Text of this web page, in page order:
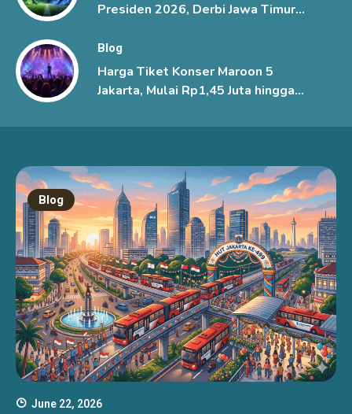
Presiden 2026, Derbi Jawa Timur
Blog
Harga Tiket Konser Maroon 5
Jakarta, Mulai Rp1,45 Juta hingga
Blog
June 22, 2026